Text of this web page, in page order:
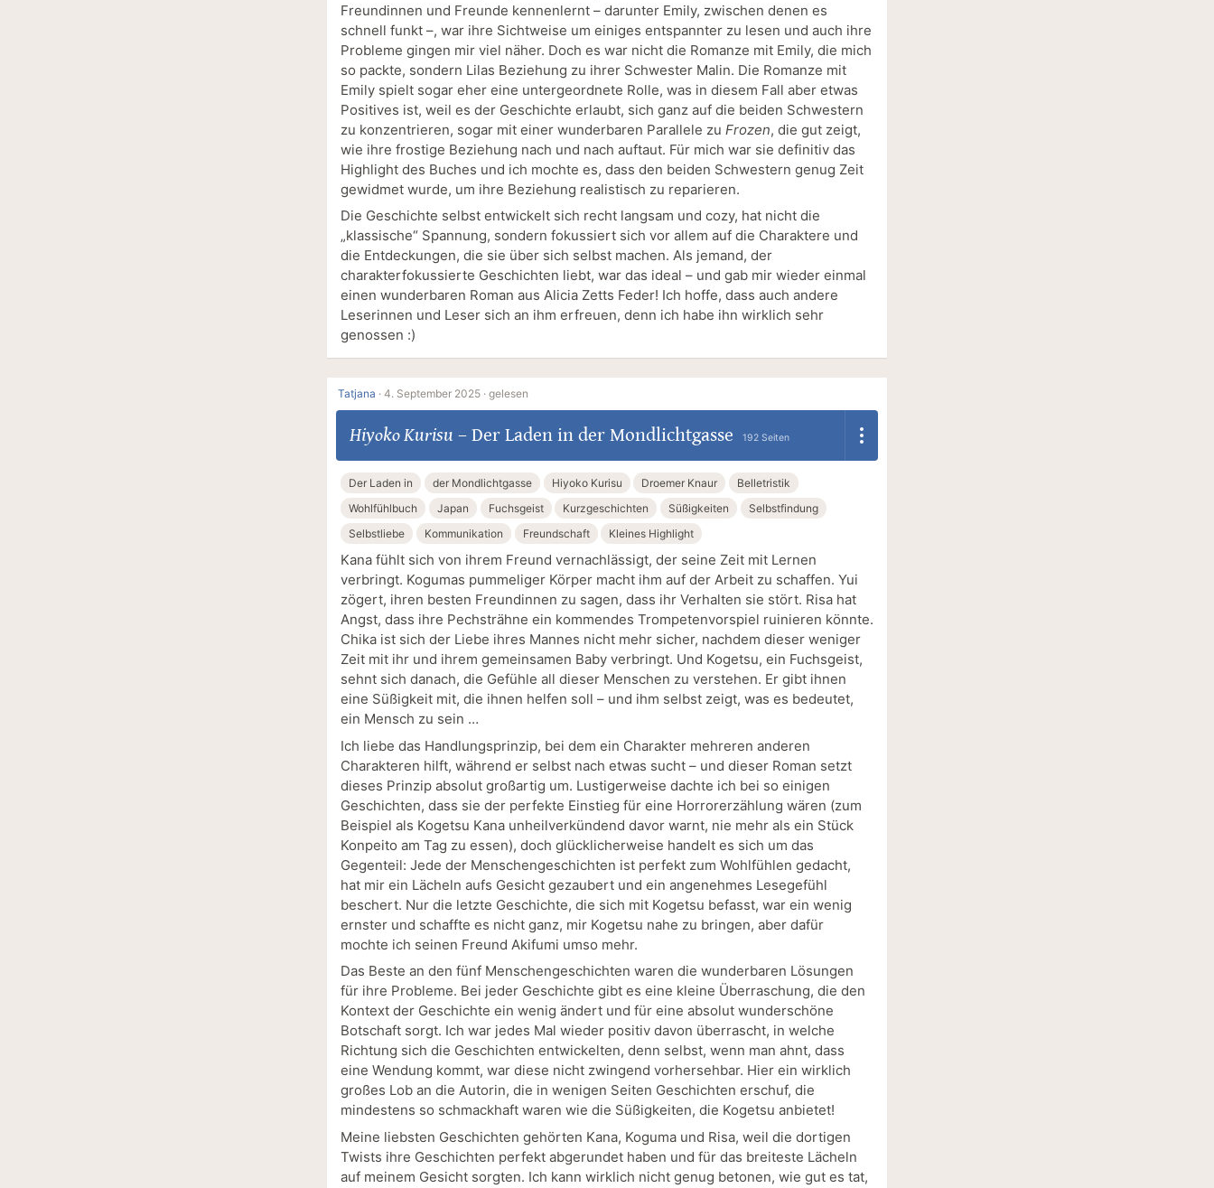
Freundinnen und Freunde kennenlernt – darunter Emily, zwischen denen es
schnell funkt –, war ihre Sichtweise um einiges entspannter zu lesen und auch ihre
Probleme gingen mir viel näher. Doch es war nicht die Romanze mit Emily, die mich
so packte, sondern Lilas Beziehung zu ihrer Schwester Malin. Die Romanze mit
Emily spielt sogar eher eine untergeordnete Rolle, was in diesem Fall aber etwas
Positives ist, weil es der Geschichte erlaubt, sich ganz auf die beiden Schwestern
zu konzentrieren, sogar mit einer wunderbaren Parallele zu Frozen, die gut zeigt,
wie ihre frostige Beziehung nach und nach auftaut. Für mich war sie definitiv das
Highlight des Buches und ich mochte es, dass den beiden Schwestern genug Zeit
gewidmet wurde, um ihre Beziehung realistisch zu reparieren.
Die Geschichte selbst entwickelt sich recht langsam und cozy, hat nicht die
„klassische“ Spannung, sondern fokussiert sich vor allem auf die Charaktere und
die Entdeckungen, die sie über sich selbst machen. Als jemand, der
charakterfokussierte Geschichten liebt, war das ideal – und gab mir wieder einmal
einen wunderbaren Roman aus Alicia Zetts Feder! Ich hoffe, dass auch andere
Leserinnen und Leser sich an ihm erfreuen, denn ich habe ihn wirklich sehr
genossen :)
Tatjana · 4. September 2025 · gelesen
Hiyoko Kurisu – Der Laden in der Mondlichtgasse 192 Seiten
Der Laden in der Mondlichtgasse Hiyoko Kurisu Droemer Knaur
Belletristik
Wohlfühlbuch
Japan Fuchsgeist Kurzgeschichten Süßigkeiten
Selbstfindung
Selbstliebe
Kommunikation Freundschaft Kleines Highlight
Kana fühlt sich von ihrem Freund vernachlässigt, der seine Zeit mit Lernen
verbringt. Kogumas pummeliger Körper macht ihm auf der Arbeit zu schaffen. Yui
zögert, ihren besten Freundinnen zu sagen, dass ihr Verhalten sie stört. Risa hat
Angst, dass ihre Pechsträhne ein kommendes Trompetenvorspiel ruinieren könnte.
Chika ist sich der Liebe ihres Mannes nicht mehr sicher, nachdem dieser weniger
Zeit mit ihr und ihrem gemeinsamen Baby verbringt. Und Kogetsu, ein Fuchsgeist,
sehnt sich danach, die Gefühle all dieser Menschen zu verstehen. Er gibt ihnen
eine Süßigkeit mit, die ihnen helfen soll – und ihm selbst zeigt, was es bedeutet,
ein Mensch zu sein …
Ich liebe das Handlungsprinzip, bei dem ein Charakter mehreren anderen
Charakteren hilft, während er selbst nach etwas sucht – und dieser Roman setzt
dieses Prinzip absolut großartig um. Lustigerweise dachte ich bei so einigen
Geschichten, dass sie der perfekte Einstieg für eine Horrorerzählung wären (zum
Beispiel als Kogetsu Kana unheilverkündend davor warnt, nie mehr als ein Stück
Konpeito am Tag zu essen), doch glücklicherweise handelt es sich um das
Gegenteil: Jede der Menschengeschichten ist perfekt zum Wohlfühlen gedacht,
hat mir ein Lächeln aufs Gesicht gezaubert und ein angenehmes Lesegefühl
beschert. Nur die letzte Geschichte, die sich mit Kogetsu befasst, war ein wenig
ernster und schaffte es nicht ganz, mir Kogetsu nahe zu bringen, aber dafür
mochte ich seinen Freund Akifumi umso mehr.
Das Beste an den fünf Menschengeschichten waren die wunderbaren Lösungen
für ihre Probleme. Bei jeder Geschichte gibt es eine kleine Überraschung, die den
Kontext der Geschichte ein wenig ändert und für eine absolut wunderschöne
Botschaft sorgt. Ich war jedes Mal wieder positiv davon überrascht, in welche
Richtung sich die Geschichten entwickelten, denn selbst, wenn man ahnt, dass
eine Wendung kommt, war diese nicht zwingend vorhersehbar. Hier ein wirklich
großes Lob an die Autorin, die in wenigen Seiten Geschichten erschuf, die
mindestens so schmackhaft waren wie die Süßigkeiten, die Kogetsu anbietet!
Meine liebsten Geschichten gehörten Kana, Koguma und Risa, weil die dortigen
Twists ihre Geschichten perfekt abgerundet haben und für das breiteste Lächeln
auf meinem Gesicht sorgten. Ich kann wirklich nicht genug betonen, wie gut es tat,